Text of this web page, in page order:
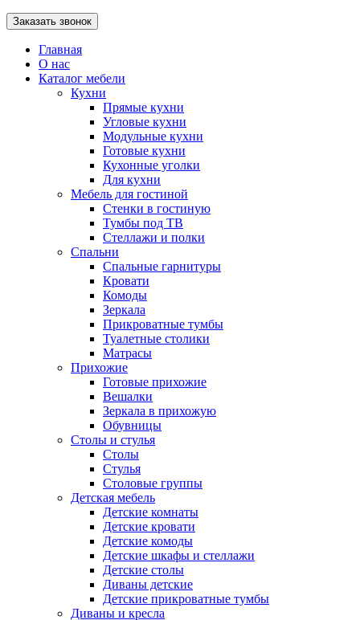
Главная
О нас
Каталог мебели
Кухни
Прямые кухни
Угловые кухни
Модульные кухни
Готовые кухни
Кухонные уголки
Для кухни
Мебель для гостиной
Стенки в гостиную
Тумбы под ТВ
Стеллажи и полки
Спальни
Спальные гарнитуры
Кровати
Комоды
Зеркала
Прикроватные тумбы
Туалетные столики
Матрасы
Прихожие
Готовые прихожие
Вешалки
Зеркала в прихожую
Обувницы
Столы и стулья
Столы
Стулья
Столовые группы
Детская мебель
Детские комнаты
Детские кровати
Детские комоды
Детские шкафы и стеллажи
Детские столы
Диваны детские
Детские прикроватные тумбы
Диваны и кресла